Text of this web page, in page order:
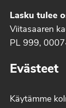
Lasku tulee
Viitasaaren
PL 999,
Evästeet
Käytämme